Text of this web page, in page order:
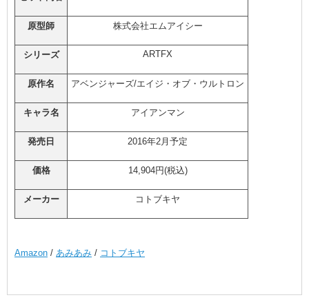
原型師 株式会社エムアイシー
シリーズ ARTFX
原作名 アベンジャーズ/エイジ・オブ・ウルトロン
キャラ名 アイアンマン
発売日 2016年2月予定
価格 14,904円(税込)
メーカー コトブキヤ
Amazon / あみあみ / コトブキヤ